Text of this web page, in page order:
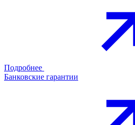
Подробнее
Банковские гарантии